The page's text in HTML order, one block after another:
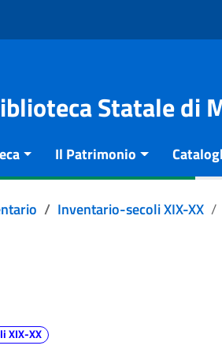
Statale di
Il Patrimonio
Inventario-secoli XIX-XX
XIX-XX